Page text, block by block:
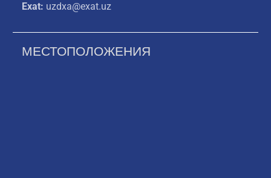
Exat: uzdxa@exat.uz
МЕСТОПОЛОЖЕНИЯ